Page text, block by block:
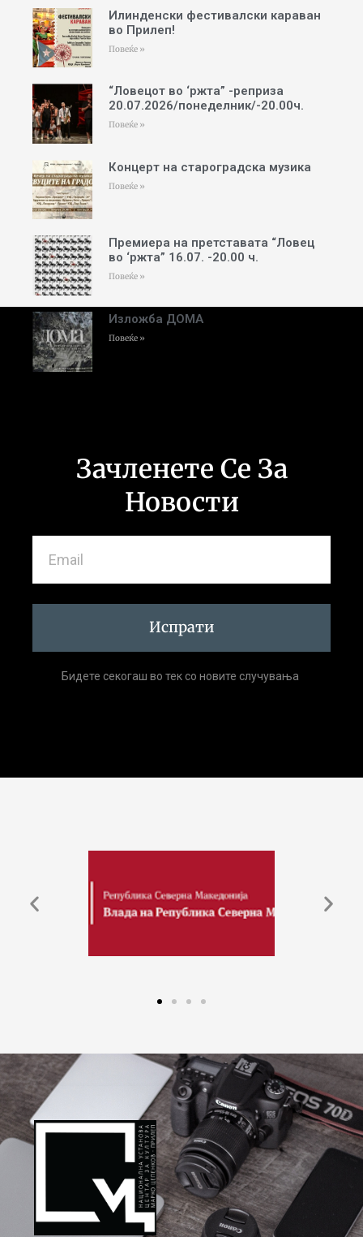
Илинденски фестивалски караван
во Прилеп!
Повеќе »
“Ловецот во ‘ржта” -реприза
20.07.2026/понеделник/-20.00ч.
Повеќе »
Концерт на староградска музика
Повеќе »
Премиера на претставата “Ловец
во ‘ржта” 16.07. -20.00 ч.
Повеќе »
Изложба ДОМА
Повеќе »
Зачленете Се За
Новости
Испрати
Бидете секогаш во тек со новите случувања